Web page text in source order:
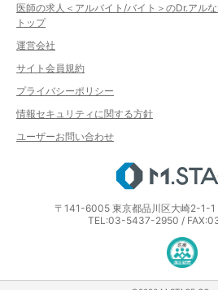
医師の求人＜アルバイト/バイト＞のDr.アル
トップ
運営会社
サイト会員規約
プライバシーポリシー
情報セキュリティに関する方針
ユーザーお問い合わせ
〒141-6005 東京都品川区大崎2-1-
TEL:03-5437-2950 /